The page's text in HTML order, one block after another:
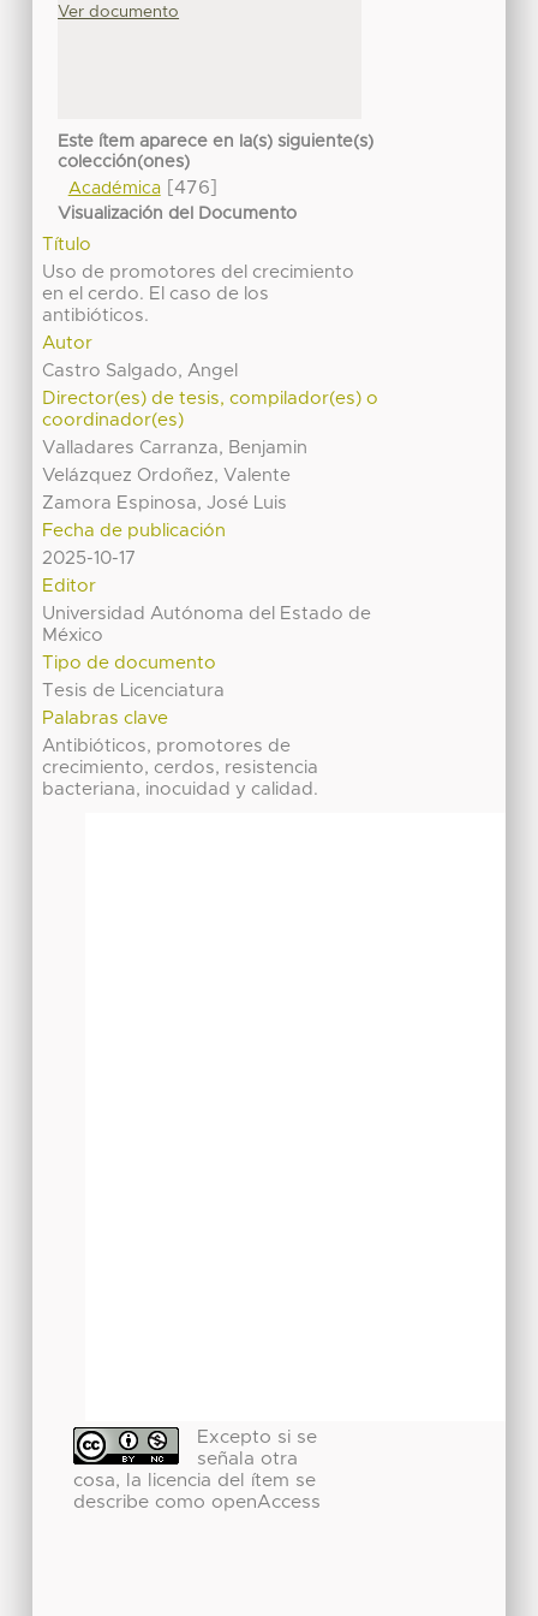
Ver documento
Este ítem aparece en la(s) siguiente(s)
colección(ones)
Académica[476]
Visualización del Documento
Título
Uso de promotores del crecimiento
en el cerdo. El caso de los
antibióticos.
Autor
Castro Salgado, Angel
Director(es) de tesis, compilador(es) o
coordinador(es)
Valladares Carranza, Benjamin
Velázquez Ordoñez, Valente
Zamora Espinosa, José Luis
Fecha de publicación
2025-10-17
Editor
Universidad Autónoma del Estado de
México
Tipo de documento
Tesis de Licenciatura
Palabras clave
Antibióticos, promotores de
crecimiento, cerdos, resistencia
bacteriana, inocuidad y calidad.
Excepto si se
señala otra
cosa, la licencia del ítem se
describe como openAccess